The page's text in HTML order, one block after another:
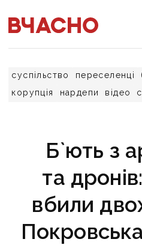
суспільство переселенці
корупція
нардепи відео
Б`ють з
та
вбили